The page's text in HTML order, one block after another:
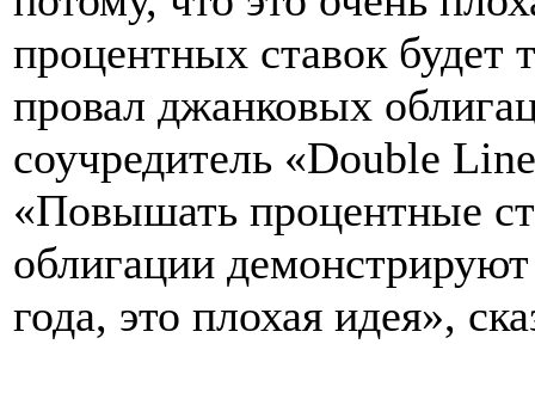
процентных ставок будет
провал джанковых
соучредитель «Double
«Повышать процентные
облигации
года, это плохая идея»,